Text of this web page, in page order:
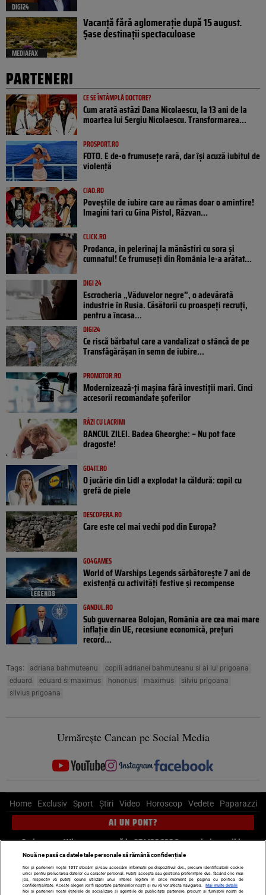
DIGI24
MEDIAFAX
Vacanță fără aglomerație după 15 august.
Șase destinații spectaculoase
PARTENERI
CE SE ÎNTÂMPLĂ DOCTORE?
Cum arată astăzi Dana Nicolaescu, la 13 ani de la
moartea lui Sergiu Nicolaescu. Transformarea...
PROSPORT.RO
FOTO. E de-o frumusețe rară, dar își acuză iubitul de
violență
CIAO.RO
Poveştile de iubire care au rămas doar o amintire!
Imagini tari cu Gina Pistol, Răzvan...
CLICK.RO
Prodanca, în pelerinaj la mănăstiri cu sora și
cumnatul! Ce frumuseți din România le-a arătat...
DIGI 24
Escrocheria „Văduvelor negre”, o adevărată
industrie în Rusia. Căsătorii cu proaspeți recruți,
pentru a încasa...
DIGI24
Ce riscă bărbatul care a vandalizat o stâncă de pe
Transfăgărășan în semn de iubire...
PROMOTOR.RO
Modernizează-ți mașina fără investiții mari. Cinci
accesorii recomandate șoferilor
RÂZI CU LACRIMI
BANCUL ZILEI. Badea Gheorghe: – Nu pot face
dragoste!
GO4IT.RO
O jucărie din Lidl a explodat la căldură: copil cu
grefă de piele
DESCOPERA.RO
Care este cel mai vechi pod din Europa?
GO4GAMES
World of Warships Legends sărbătorește 7 ani de
existență cu activități festive și recompense
GANDUL.RO
Sub guvernarea Bolojan, România are cea mai mare
inflație din UE, recesiune economică, prețuri
record...
Tags: adriana bahmuteanu
copiii adrianei bahmuteanu si ai lui prigoana
eduard
eduard si maximus honorius maximus
silviu prigoana
silvius prigoana
Urmărește Cancan pe Social Media
Home Exclusiv Sport Știri Video Horoscop Vedete Paparazzi
AI UN PONT?
Scrie-ne pe Whatsapp, sună la 0741226226 sau trimite mail la
pont@cancan.ro
Știri interne Știri externe
Politică
Nouă ne pasă ca datele tale personale să rămână confidențiale
Noi și partenerii noștri 1017stocăm și/sau accesăm informații pe dispozitivul dvs., precum identificatorii cookie
unici pentru prelucrarea datelor cu caracter personal. Puteți accepta sau gestiona preferințele dvs. făcând clic mai
jos, respectiv vă puteți opune utilizării unui interes legitim în orice moment pe pagina cu politica de
confidențialitate. Aceste alegeri vor fi raportate partenerilor noștri și nu vă vor afecta navigarea.
Mai multe detalii
Noi si partenerii nostri (retelele de socializare si agentiile de publicitate partenere, precum si furnizorii nostri de